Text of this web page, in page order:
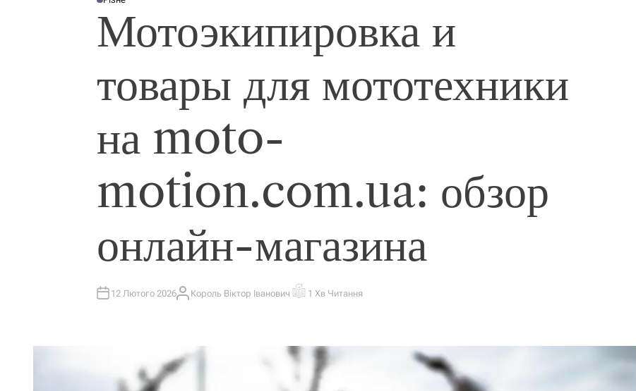
О
У
І
А
Мотоэкипировка и
товары для мототехники
на moto-
motion.com.ua: обзор
онлайн-магазина
12 Лютого 2026А
Король Віктор Іванович О
О
В
1 Хв Читання